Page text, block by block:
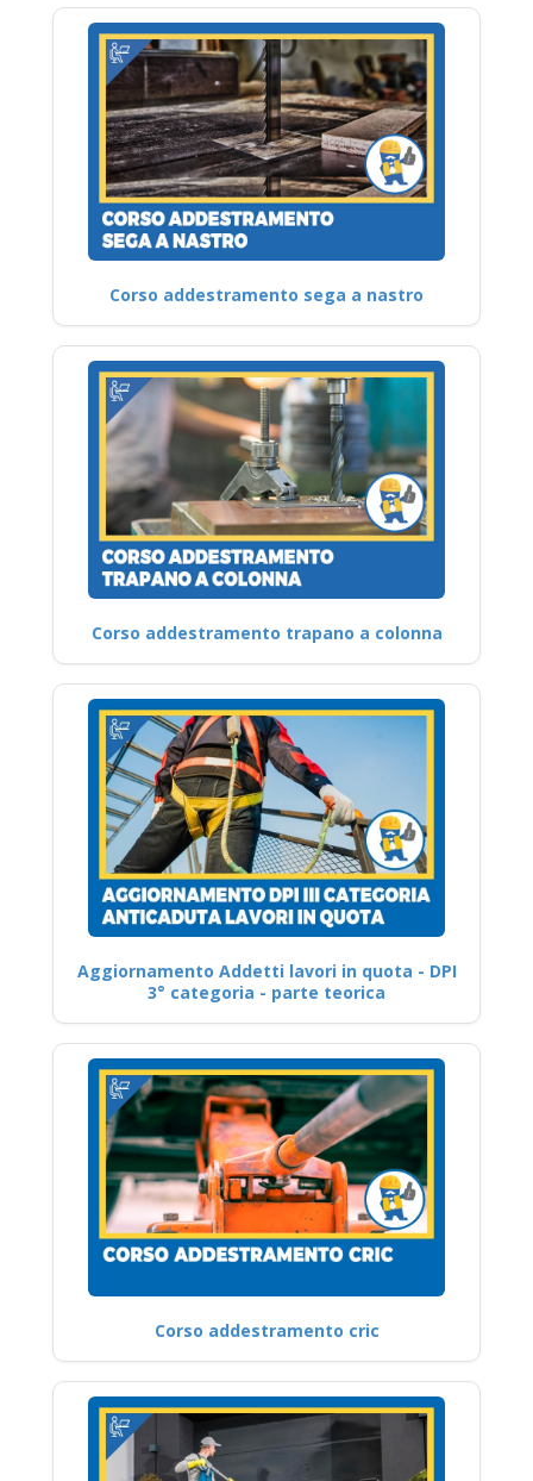
Corso addestramento sega a nastro
Corso addestramento trapano a colonna
Aggiornamento Addetti lavori in quota - DPI
3° categoria - parte teorica
Corso addestramento cric